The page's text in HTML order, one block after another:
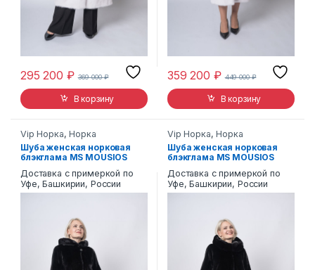
295 200 ₽ 369 000₽
В корзину
359 200 ₽ 449 000₽
В корзину
Vip Норка,Норка
Шуба женская норковая
блэкглама MS MOUSIOS
Доставка с примеркой по
Уфе, Башкирии, России
Vip Норка,Норка
Шуба женская норковая
блэкглама MS MOUSIOS
Доставка с примеркой по
Уфе, Башкирии, России